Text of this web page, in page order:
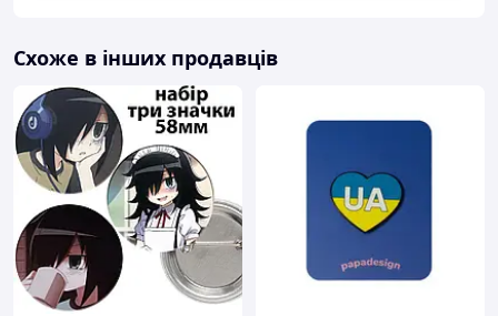
Схоже в інших продавців